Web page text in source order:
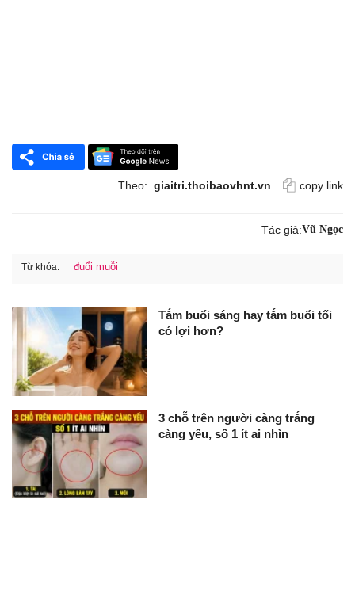
Theo: giaitri.thoibaovhnt.vn copy link
Tác giả:Vũ Ngọc
Từ khóa: đuổi muỗi
Tắm buổi sáng hay tắm buổi tối
có lợi hơn?
3 chỗ trên người càng trắng
càng yếu, số 1 ít ai nhìn